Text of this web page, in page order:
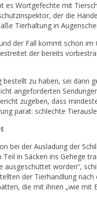
es Wortgefechte mit
der die
Tierhaltung in
der Fall kommt schon im
der bereits
zu haben, sei dann
angeforderten
zugeben, dass
parat: schlechte
bei der Ausladung der
in Säcken ins Gehege
worden“,
der Tierhandlung
die mit ihnen „wie mit